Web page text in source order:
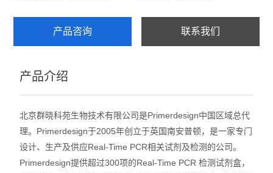
产品咨询 联系我们
产品介绍
北京群晓科苑生物技术有限公司是Primerdesign中国区域总代
理。Primerdesign于2005年创立于英国南安普顿，是一家专门
设计、生产及供应Real-Time PCR相关试剂及检测的公司。
Primerdesign提供超过300项的Real-Time PCR 检测试剂盒，